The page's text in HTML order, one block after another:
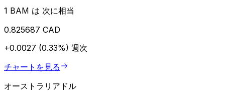
1 BAM は 次に相当
0.825687 CAD
+0.0027 (0.33%) 週次
チャートを見る
オーストラリアドル